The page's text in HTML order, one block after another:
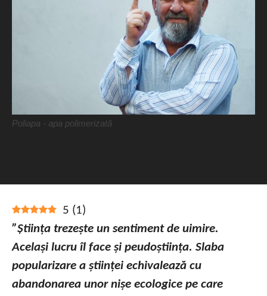
Poliapa - apa polimerizată
5 (1)
”Știința trezește un sentiment de uimire.
Același lucru îl face și peudoștiința. Slaba
popularizare a științei echivalează cu
abandonarea unor nișe ecologice pe care